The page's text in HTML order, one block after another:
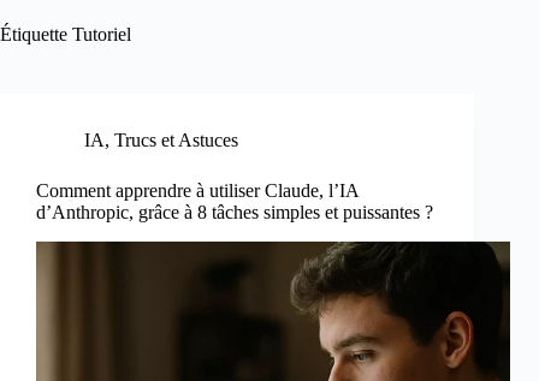
Étiquette Tutoriel
IA, Trucs et Astuces
Comment apprendre à utiliser Claude, l’IA
d’Anthropic, grâce à 8 tâches simples et puissantes ?